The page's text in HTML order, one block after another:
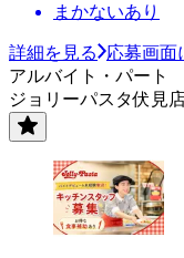
まかないあり
詳細を見る
応募画面
アルバイト・パート
ジョリーパスタ伏見